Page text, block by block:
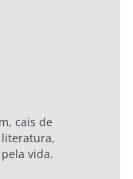
cais de
vida.